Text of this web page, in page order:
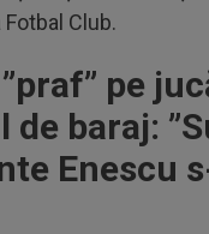
Club.
pe
de baraj: ”S
Enescu